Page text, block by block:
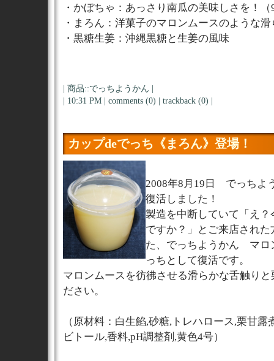
・かぼちゃ：あっさり南瓜の美味しさを！
・まろん：洋菓子のマロンムースのような
・黒糖生姜：沖縄黒糖と生姜の風味
商品::でっちようかん
| 10:31 PM | comments (0) trackback (0)
カップdeでっち《まろん》登場！
2008年8月19日 でっちよ
復活しました！
製造を中断していて「え
ですか？」とご来店され
た、でっちようかん マロ
っちとして復活です。
マロンムースを彷彿させる滑らかな舌触り
ださい。
（原材料：白生餡,砂糖,トレハロース,栗甘露
ビトール,香料,pH調整剤,黄色4号）